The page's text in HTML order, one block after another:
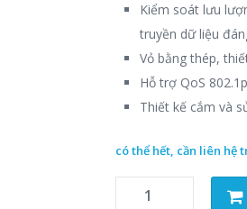
Kiểm soát lưu
truyền dữ liệu
Vỏ bằng thép,
Hỗ trợ QoS
Thiết kế cắm và
có thể hết, cần liên hệ